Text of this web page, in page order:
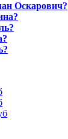
Оскарович?